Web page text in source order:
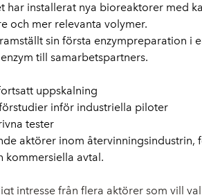
installerat nya bioreaktorer med
och mer relevanta volymer.
sin första enzympreparation
till samarbetspartners.
uppskalning
inför industriella piloter
tester
aktörer inom
kommersiella avtal.
intresse från flera aktörer som vill